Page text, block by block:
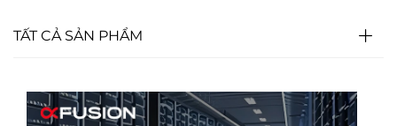
TẤT CẢ SẢN PHẨM